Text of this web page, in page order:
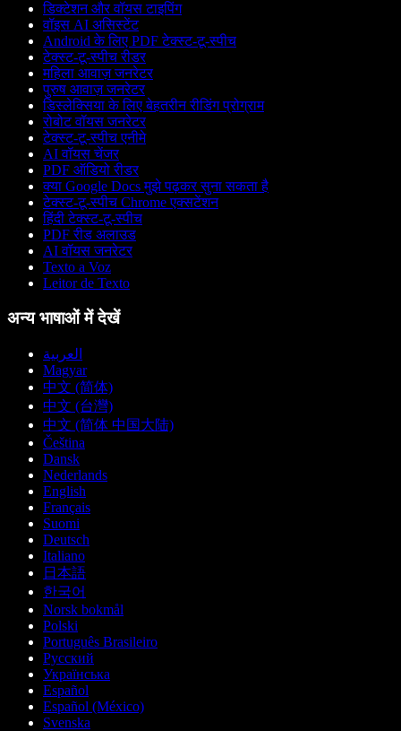
डिक्टेशन और वॉयस टाइपिंग
वॉइस AI असिस्टेंट
Android के लिए PDF टेक्स्ट-टू-स्पीच
टेक्स्ट-टू-स्पीच रीडर
महिला आवाज़ जनरेटर
पुरुष आवाज़ जनरेटर
डिस्लेक्सिया के लिए बेहतरीन रीडिंग प्रोग्राम
रोबोट वॉयस जनरेटर
टेक्स्ट-टू-स्पीच एनीमे
AI वॉयस चेंजर
PDF ऑडियो रीडर
क्या Google Docs मुझे पढ़कर सुना सकता है
टेक्स्ट-टू-स्पीच Chrome एक्सटेंशन
हिंदी टेक्स्ट-टू-स्पीच
PDF रीड अलाउड
AI वॉयस जनरेटर
Texto a Voz
Leitor de Texto
अन्य भाषाओं में देखें
العربية
Magyar
中文 (简体)
中文 (台灣)
中文 (简体 中国大陆)
Čeština
Dansk
Nederlands
English
Français
Suomi
Deutsch
Italiano
日本語
한국어
Norsk bokmål
Polski
Português Brasileiro
Русский
Українська
Español
Español (México)
Svenska